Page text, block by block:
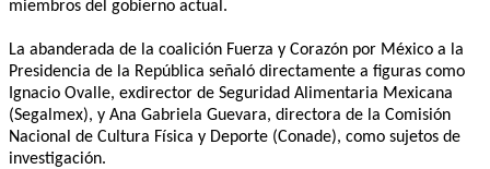
miembros del gobierno actual.
La abanderada de la coalición Fuerza y Corazón por México a la
Presidencia de la República señaló directamente a figuras como
Ignacio Ovalle, exdirector de Seguridad Alimentaria Mexicana
(Segalmex), y Ana Gabriela Guevara, directora de la Comisión
Nacional de Cultura Física y Deporte (Conade), como sujetos de
investigación.